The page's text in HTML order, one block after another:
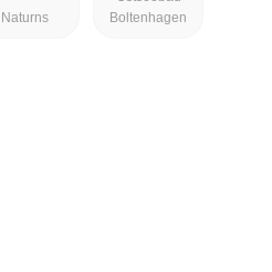
Naturns
Boltenhagen